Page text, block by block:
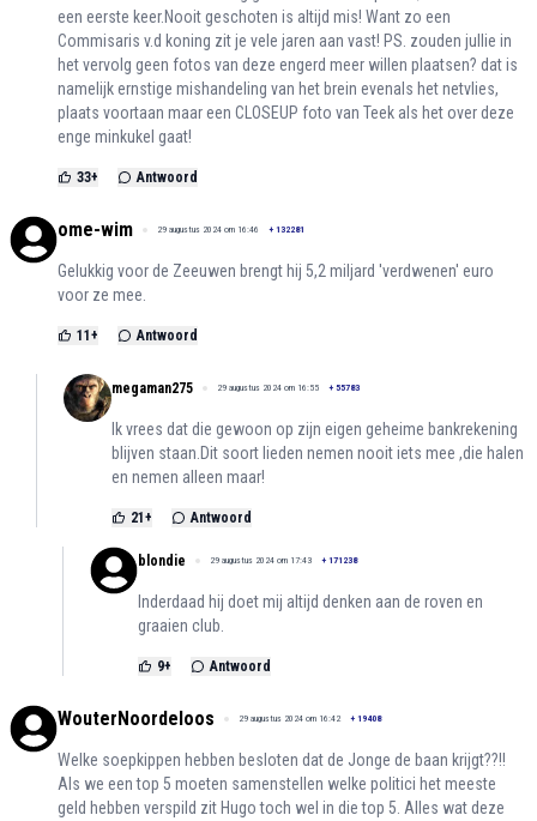
een eerste keer.Nooit geschoten is altijd mis! Want zo een
Commisaris v.d koning zit je vele jaren aan vast! PS. zouden jullie in
het vervolg geen fotos van deze engerd meer willen plaatsen? dat is
namelijk ernstige mishandeling van het brein evenals het netvlies,
plaats voortaan maar een CLOSEUP foto van Teek als het over deze
enge minkukel gaat!
33+ Antwoord
ome-wim 29 augustus 2024 om 16:46 + 132281
Gelukkig voor de Zeeuwen brengt hij 5,2 miljard 'verdwenen' euro
voor ze mee.
11 + Antwoord
megaman275 29 augustus 2024 om 16:55 + 55783
Ik vrees dat die gewoon op zijn eigen geheime bankrekening
blijven staan.Dit soort lieden nemen nooit iets mee ,die halen
en nemen alleen maar!
21 + Antwoord
blondie 29 augustus 2024 om 17:43 + 171238
Inderdaad hij doet mij altijd denken aan de roven en
graaien club.
9+ Antwoord
WouterNoordeloos 29 augustus 2024 om 16:42 + 19408
Welke soepkippen hebben besloten dat de Jonge de baan krijgt??!!
Als we een top 5 moeten samenstellen welke politici het meeste
geld hebben verspild zit Hugo toch wel in die top 5. Alles wat deze